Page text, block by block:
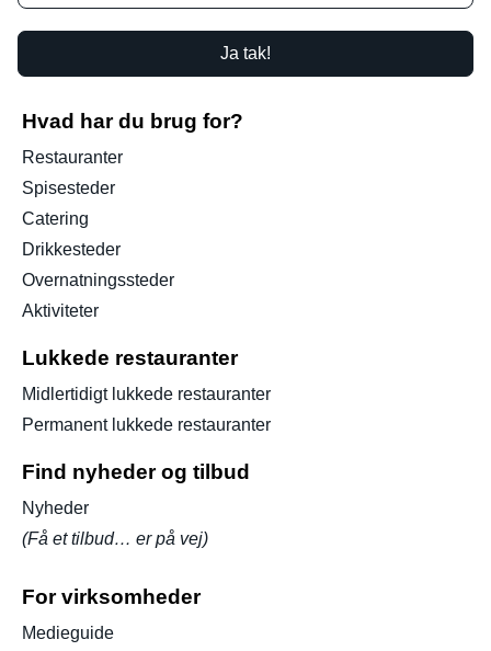
Ja tak!
Hvad har du brug for?
Restauranter
Spisesteder
Catering
Drikkesteder
Overnatningssteder
Aktiviteter
Lukkede restauranter
Midlertidigt lukkede restauranter
Permanent lukkede restauranter
Find nyheder og tilbud
Nyheder
(Få et tilbud… er på vej)
For virksomheder
Medieguide